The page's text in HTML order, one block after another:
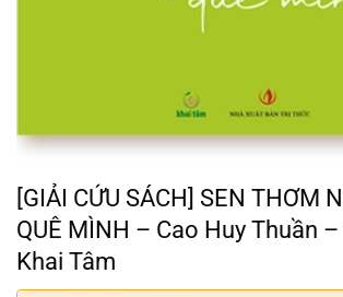
[GIẢI CỨU SÁCH] SEN THƠM
QUÊ MÌNH – Cao Huy Thuần
Khai Tâm